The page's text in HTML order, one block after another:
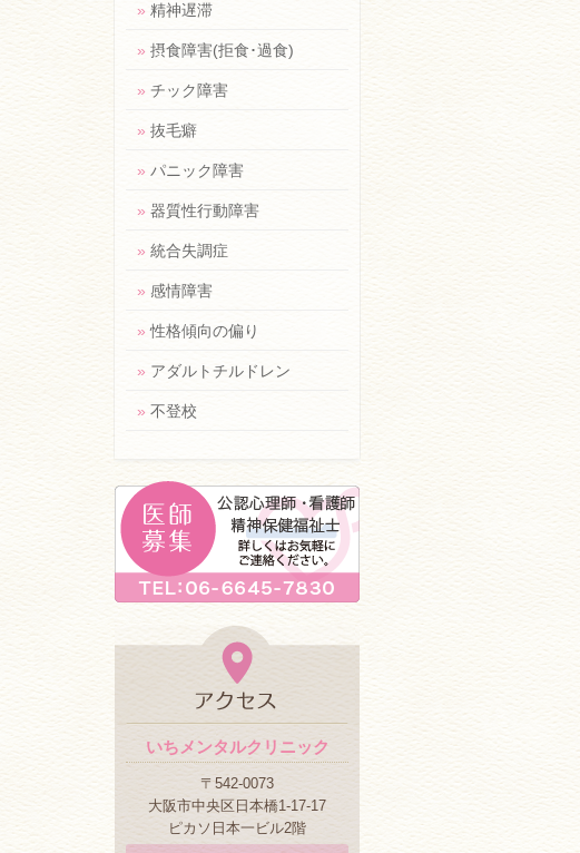
» 精神遅滞
» 摂食障害(拒食･過食)
» チック障害
» 抜毛癖
» パニック障害
» 器質性行動障害
» 統合失調症
» 感情障害
» 性格傾向の偏り
» アダルトチルドレン
» 不登校
いちメンタルクリニック
〒542-0073
大阪市中央区日本橋1-17-17
ピカソ日本一ビル2階